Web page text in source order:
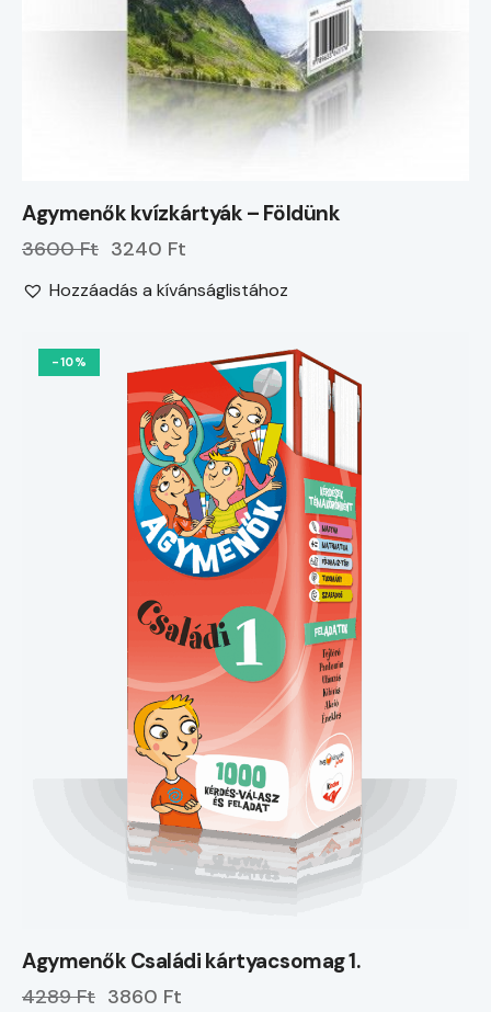
Agymenők kvízkártyák – Földünk
3600 Ft 3240 Ft
Hozzáadás a kívánságlistához
-10%
Agymenők Családi kártyacsomag 1.
4289 Ft 3860 Ft